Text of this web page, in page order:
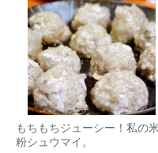
もちもちジューシー！私の米
粉シュウマイ。